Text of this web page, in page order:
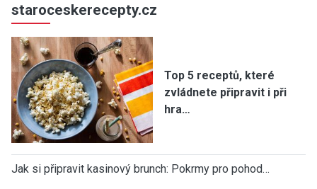
staroceskerecepty.cz
Top 5 receptů, které
zvládnete připravit i při
hra…
Jak si připravit kasinový brunch: Pokrmy pro pohod…